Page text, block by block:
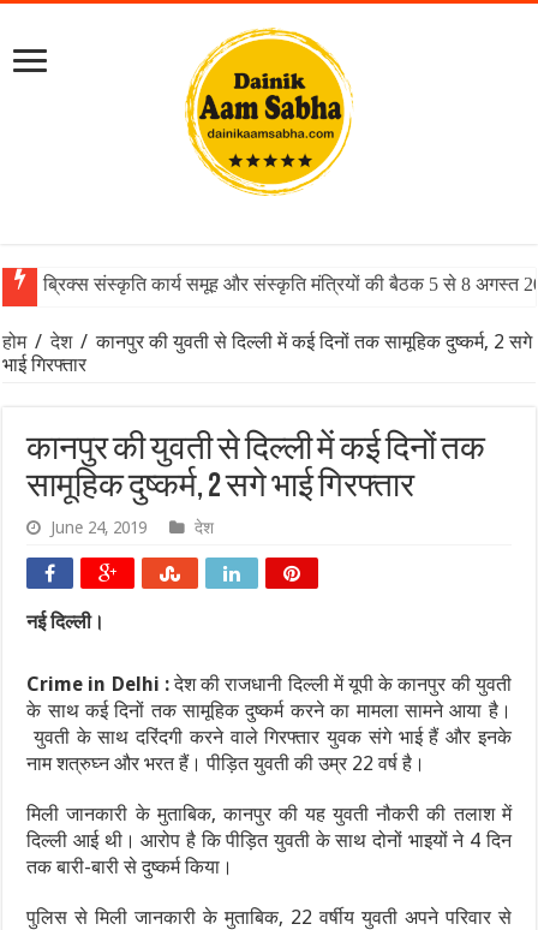
ब्रिक्स संस्कृति कार्य समूह और संस्कृति मंत्रियों की बैठक 5 से 8 अगस्त
होम / देश / कानपुर की युवती से दिल्ली में कई दिनों तक सामूहिक दुष्कर्म, 2 सगे
भाई गिरफ्तार
कानपुर की युवती से दिल्ली में कई दिनों तक
सामूहिक दुष्कर्म, 2 सगे भाई गिरफ्तार
June 24, 2019 देश
नई दिल्ली।
Crime in Delhi :देश की राजधानी दिल्ली में यूपी के कानपुर की युवती
के साथ कई दिनों तक सामूहिक दुष्कर्म करने का मामला सामने आया है।
युवती के साथ दरिंदगी करने वाले गिरफ्तार युवक संगे भाई हैं और इनके
नाम शत्रुघ्न और भरत हैं। पीड़ित युवती की उम्र 22 वर्ष है।
मिली जानकारी के मुताबिक, कानपुर की यह युवती नौकरी की तलाश में
दिल्ली आई थी। आरोप है कि पीड़ित युवती के साथ दोनों भाइयों ने 4 दिन
तक बारी-बारी से दुष्कर्म किया।
पुलिस से मिली जानकारी के मुताबिक, 22 वर्षीय युवती अपने परिवार से